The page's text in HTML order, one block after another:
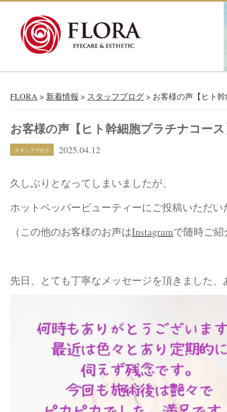
FLORA > 新着情報 > スタッフブログ > お客様の声【ヒト
お客様の声【ヒト幹細胞プラチナコー
スタッフブログ 2025.04.12
久しぶりとなってしまいましたが、
ホットペッパービューティーにご投稿いただ
（この他のお客様のお声はInstagramで随時ご
先日、とても丁寧なメッセージを頂きました